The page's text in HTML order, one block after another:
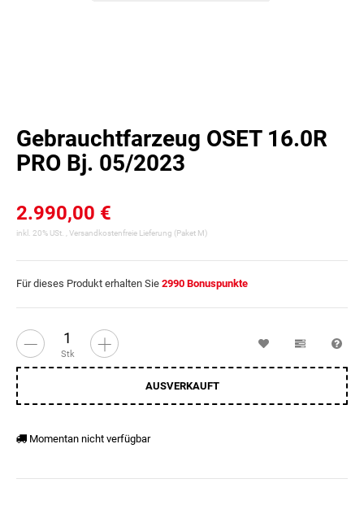
Gebrauchtfarzeug OSET 16.0R
PRO Bj. 05/2023
2.990,00 €
inkl. 20% USt. , Versandkostenfreie Lieferung (Paket M)
Für dieses Produkt erhalten Sie 2990 Bonuspunkte
Stk
AUSVERKAUFT
Momentan nicht verfügbar
Wunschzettel